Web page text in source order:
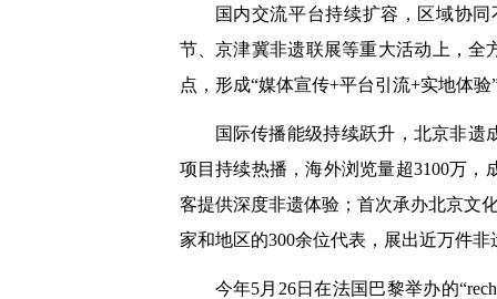
国内交流平台持续扩容，区域协
节、京津冀非遗联展等重大活动上，全
点，形成“媒体宣传+平台引流+实地体验
国际传播能级持续跃升，北京非遗
项目持续热播，海外浏览量超3100万
客提供深度非遗体验；首次承办北京文
家和地区的300余位代表，展出近万件
今年5月26日在法国巴黎举办的